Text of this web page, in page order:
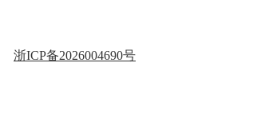
浙ICP备2026004690号